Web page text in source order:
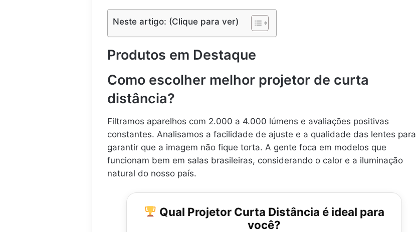
Neste artigo: (Clique para ver)
Produtos em Destaque
Como escolher melhor projetor de curta
distância?
Filtramos aparelhos com 2.000 a 4.000 lúmens e avaliações positivas
constantes. Analisamos a facilidade de ajuste e a qualidade das lentes para
garantir que a imagem não fique torta. A gente foca em modelos que
funcionam bem em salas brasileiras, considerando o calor e a iluminação
natural do nosso país.
Qual Projetor Curta Distância é ideal para
você?